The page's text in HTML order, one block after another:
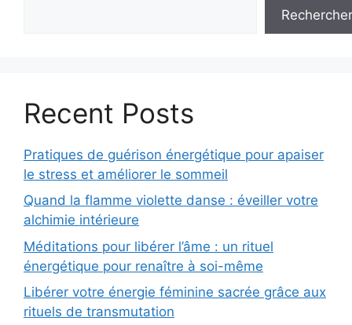
Rechercher
Recent Posts
Pratiques de guérison énergétique pour apaiser
le stress et améliorer le sommeil
Quand la flamme violette danse : éveiller votre
alchimie intérieure
Méditations pour libérer l’âme : un rituel
énergétique pour renaître à soi-même
Libérer votre énergie féminine sacrée grâce aux
rituels de transmutation